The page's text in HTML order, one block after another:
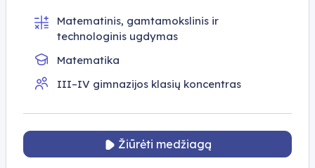
Matematinis, gamtamokslinis ir
technologinis ugdymas
Matematika
III–IV gimnazijos klasių koncentras
Žiūrėti medžiagą